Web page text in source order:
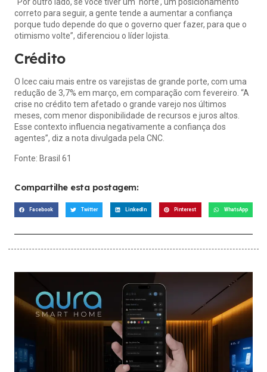
correto para seguir, a gente tende a aumentar a confiança
porque tudo depende do que o governo quer fazer, para que o
otimismo volte”, diferenciou o líder lojista.
Crédito
O Icec caiu mais entre os varejistas de grande porte, com uma
redução de 3,7% em março, em comparação com fevereiro. “A
crise no crédito tem afetado o grande varejo nos últimos
meses, com menor disponibilidade de recursos e juros altos.
Esse contexto influencia negativamente a confiança dos
agentes”, diz a nota divulgada pela CNC.
Fonte: Brasil 61
Compartilhe esta postagem:
Facebook Twitter LinkedIn Pinterest WhatsApp